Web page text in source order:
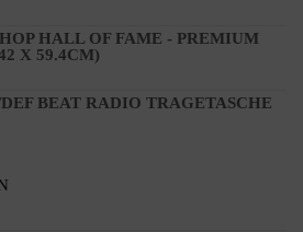
HALL OF FAME - PREMIUM
X 59.4CM)
BEAT RADIO TRAGETASCHE